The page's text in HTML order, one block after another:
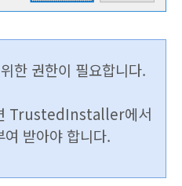
한 권한이 필요합니다.
TrustedInstaller에서
받아야 합니다.